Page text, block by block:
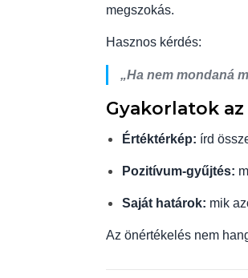
megszokás.
Hasznos kérdés:
„Ha nem mondaná
Gyakorlatok
Értéktérkép: írd
Pozitívum-gyűjtés:
Saját határok: mik
Az önértékelés nem